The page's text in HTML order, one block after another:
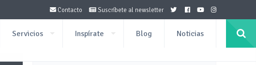
Contacto Suscríbete al newsletter
Servicios Inspírate Blog Noticias